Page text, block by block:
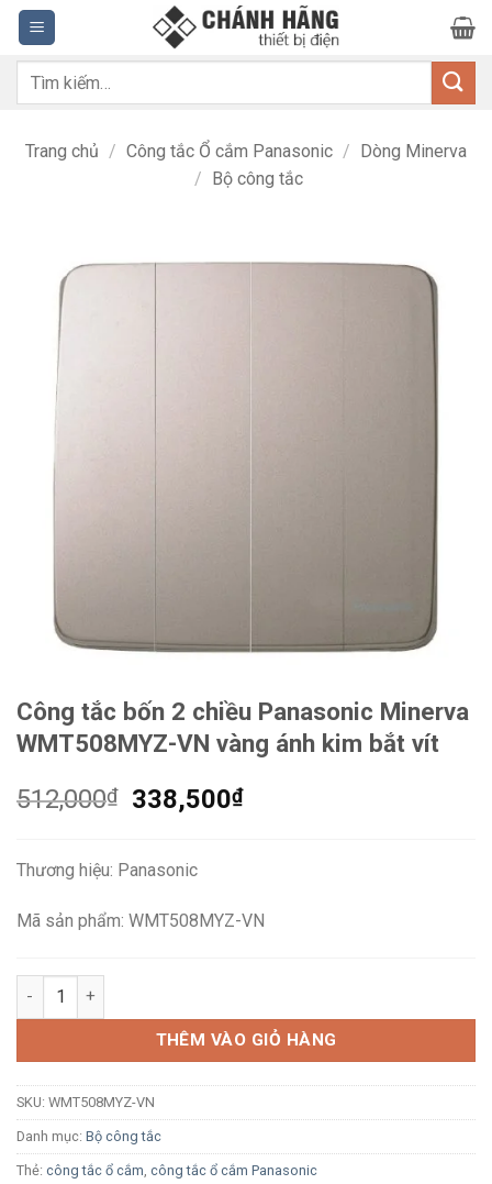
Bỏ
qua
nội
dung
Tìm
Trang chủ / Công tắc Ổ cắm Panasonic / Dòng Minerva
/ Bộ công tắc
Công tắc bốn 2 chiều Panasonic Minerva
WMT508MYZ-VN vàng ánh kim bắt vít
512,000₫
Giá
512,000₫.
338,500₫Giá
Thương hiệu: Panasonic
Mã sản phẩm: WMT508MYZ-VN
Công tắc bốn 2 chiều Panasonic Minerva WMT508MYZ-VN
THÊM VÀO GIỎ HÀNG
SKU: WMT508MYZ-VN
Danh mục: Bộ công tắc
Thẻ: công tắc ổ cắm công tắc ổ cắm Panasonic